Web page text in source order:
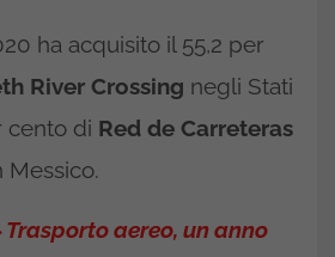
ha acquisito il 55,2 per
River Crossing negli Stati
cento di Red de Carreteras
Messico.
Trasporto aereo, un anno